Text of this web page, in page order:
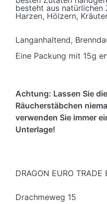
besteht aus natürlichen
Harzen, Hölzern,
Langanhaltend,
Eine Packung mit 15g
Achtung: Lassen Sie
Räucherstäbchen
verwenden Sie immer
Unterlage!
DRAGON EURO TRADE
Drachmeweg 15